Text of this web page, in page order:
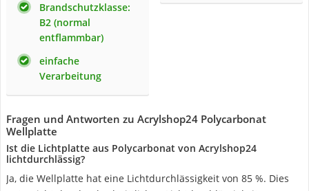
Brandschutzklasse:
B2 (normal
entflammbar)
einfache
Verarbeitung
Fragen und Antworten zu Acrylshop24 Polycarbonat
Wellplatte
Ist die Lichtplatte aus Polycarbonat von Acrylshop24
lichtdurchlässig?
Ja, die Wellplatte hat eine Lichtdurchlässigkeit von 85 %. Dies